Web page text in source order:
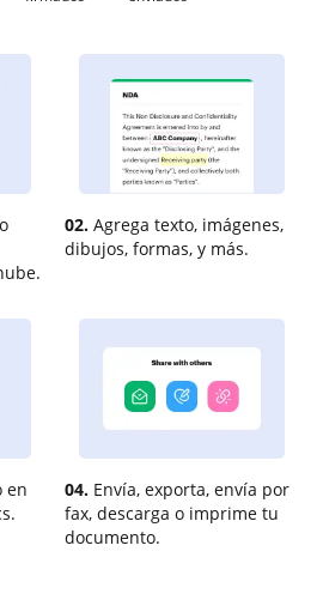
02. Agrega texto, imágenes,
dibujos, formas, y más.
en
04. Envía, exporta, envía por
fax, descarga o imprime tu
documento.